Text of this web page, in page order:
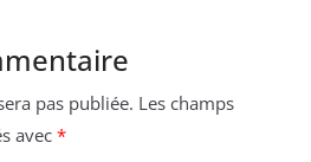
pas publiée. Les champs
avec *